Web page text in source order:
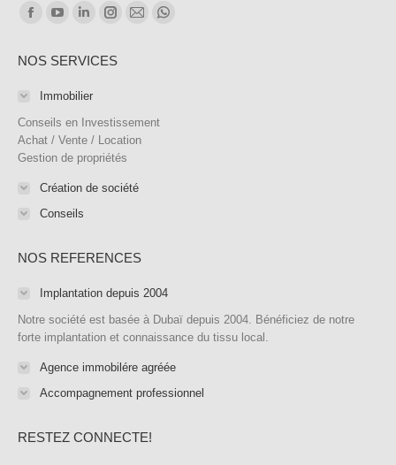
Trouvez nous sur :
opens
window
opens
in
window
LinkedIn
opens
in
window
Instagram
opens
windownew
WhatsApp
NOS SERVICES
Immobilier
Conseils en Investissement
Achat / Vente / Location
Gestion de propriétés
Création de société
Conseils
NOS REFERENCES
Implantation depuis 2004
Notre société est basée à Dubaï depuis 2004. Bénéficiez de notre
forte implantation et connaissance du tissu local.
Agence immobilére agréée
Accompagnement professionnel
RESTEZ CONNECTE!